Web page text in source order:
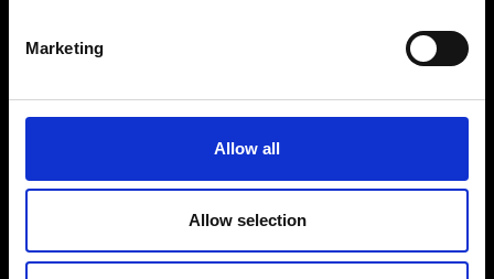
Marketing
Allow all
Allow selection
Seguici